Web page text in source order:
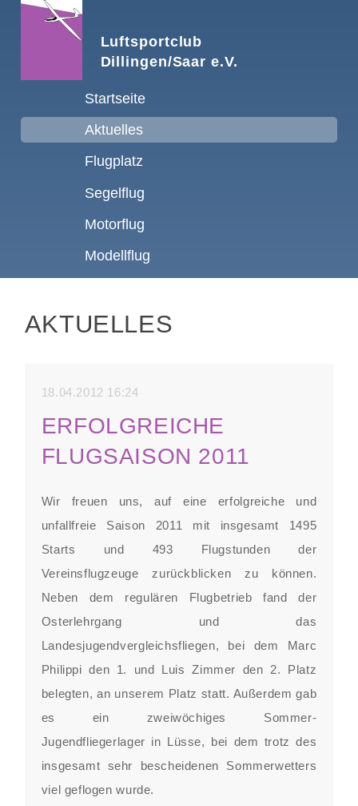
Luftsportclub
Dillingen/Saar e.V.
Startseite
Aktuelles
Flugplatz
Segelflug
Motorflug
Modellflug
AKTUELLES
18.04.2012 16:24
ERFOLGREICHE
FLUGSAISON 2011
Wir freuen uns, auf eine erfolgreiche und
unfallfreie Saison 2011 mit insgesamt 1495
Starts und 493 Flugstunden der
Vereinsflugzeuge zurückblicken zu können.
Neben dem regulären Flugbetrieb fand der
Osterlehrgang und das
Landesjugendvergleichsfliegen, bei dem Marc
Philippi den 1. und Luis Zimmer den 2. Platz
belegten, an unserem Platz statt. Außerdem gab
es ein zweiwöchiges Sommer-
Jugendfliegerlager in Lüsse, bei dem trotz des
insgesamt sehr bescheidenen Sommerwetters
viel geflogen wurde.